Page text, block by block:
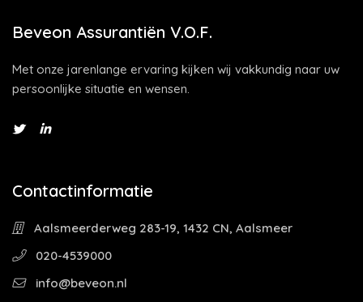
Beveon Assurantiën V.O.F.
Met onze jarenlange ervaring kijken wij vakkundig naar uw
persoonlijke situatie en wensen.
Contactinformatie
Aalsmeerderweg 283-19, 1432 CN, Aalsmeer
020-4539000
info@beveon.nl